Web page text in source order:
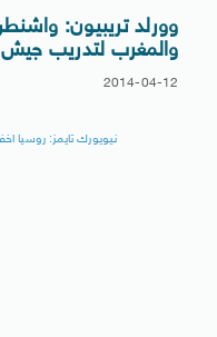
وورلد تريبيون:
والمغرب لتدريب جيش
2014-04-12